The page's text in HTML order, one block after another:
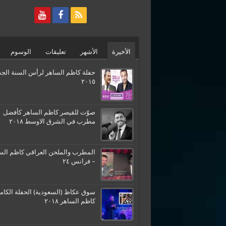
الأخيرة الأشهر تعليقات الوسوم
حفلة كاظم الساهر لرأس السنة
٢٠١٥
صوّت للقيصر كاظم الساهر كأفضل
مطرب في الشرق الاوسط ٢٠١٨
المطرب والملحن العراقي كاظم
– فرانس ٢٤
سوق عكاظ (السعودية) الحفلة
كاظم الساهر ٢٠١٨